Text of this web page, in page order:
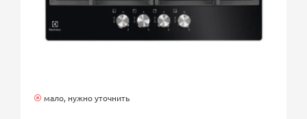
мало, нужно уточнить